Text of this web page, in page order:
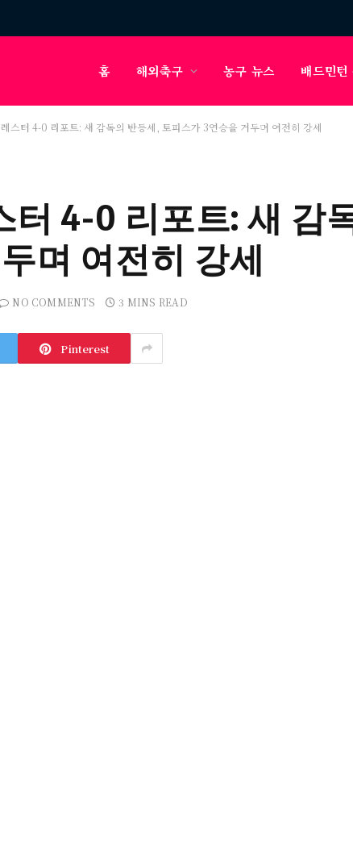
홈 해외축구 농구 뉴스 배드민턴
스터 4-0 리포트: 새 감독의 반등세, 토피스가 3연승을 거두며 여전히 강세
터 4-0 리포트: 새 감
며 여전히 강세
NO COMMENTS 3 MINS READ
Pinterest